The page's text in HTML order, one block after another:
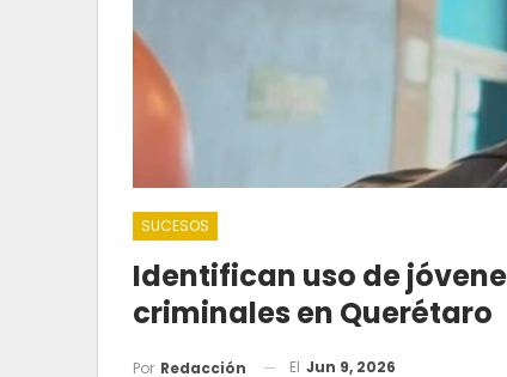
SUCESOS
Identifican uso de
criminales en Querétaro
Por Redacción El Jun 9, 2026